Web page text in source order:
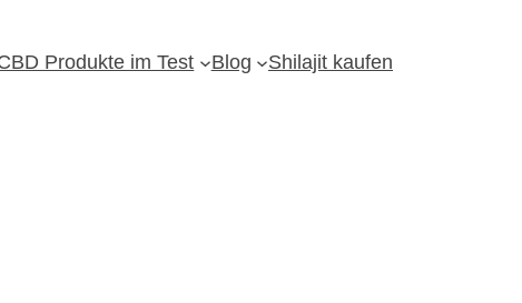
Produkte im Test Blog Shilajit kaufen